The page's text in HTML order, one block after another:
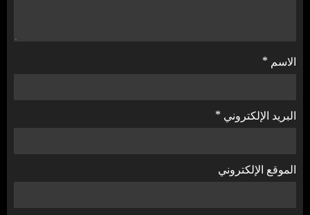
الاسم *
البريد الإلكتروني *
الموقع الإلكتروني